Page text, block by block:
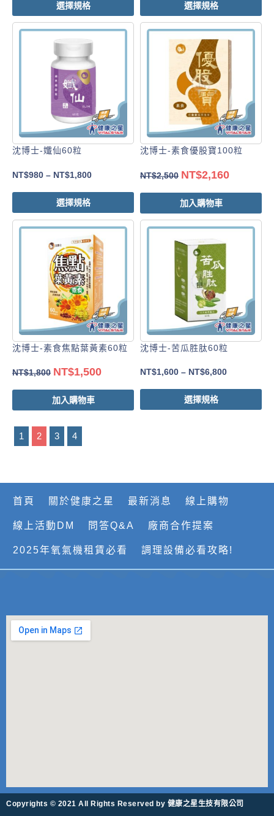
選擇規格 選擇規格
沈博士-孅仙60粒
NT$980 – NT$1,800
選擇規格
沈博士-素食優股寶100粒
NT$2,500 NT$2,160
加入購物車
沈博士-素食焦點葉黃素60粒
NT$1,800 NT$1,500
加入購物車
沈博士-苦瓜胜肽60粒
NT$1,600 – NT$6,800
選擇規格
1 2 3 4
首頁 關於健康之星 最新消息 線上購物
線上活動DM 問答Q&A 廠商合作提案
2025年氧氣機租賃必看 調理設備必看攻略!
Copyrights © 2021 All Rights Reserved by 健康之星生技有限公司